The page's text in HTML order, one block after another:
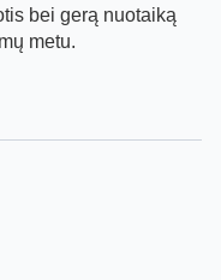
bei gerą nuotaiką
metu.